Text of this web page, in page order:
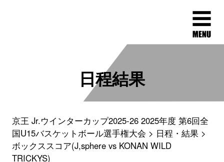
日程結果
京王 Jr.ウインターカップ2025-26 2025年度 第6回全
国U15バスケットボール選手権大会
日程・結果
ボックススコア(J,sphere vs KONAN WILD
TRICKYS)